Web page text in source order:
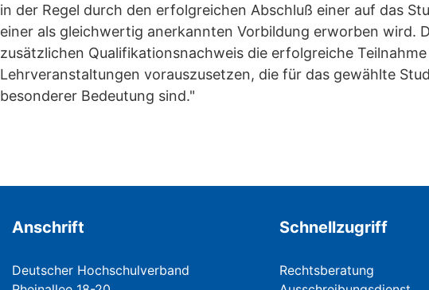
in der Regel durch den erfolgreichen Abschluß einer auf das
einer als gleichwertig anerkannten Vorbildung erworben wird.
zusätzlichen Qualifikationsnachweis die erfolgreiche
Lehrveranstaltungen vorauszusetzen, die für das gewählte
besonderer Bedeutung sind."
Anschrift
Deutscher Hochschulverband
Schnellzugriff
Rechtsberatung